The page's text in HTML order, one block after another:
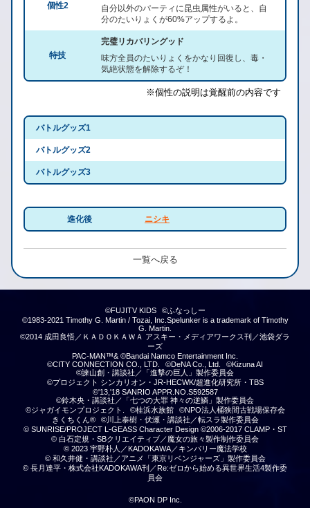
個性2
自分以外のパーティに昆虫属性がいると、自
分のたいりょくが60%アップするよ。
特技
完璧リカバリングッド
味方全員のたいりょくをかなり回復し、毒・
気絶状態を解除するぞ！
※個性の説明は覚醒前の内容です
バトルグッズ1
バトルグッズ2
バトルグッズ3
進化後 ニシキ
一覧へ戻る
©FUJITV KIDS
©ふなっしー
©1983-2021 Timothy G. Martin / Tozai, Inc.Spelunker is a trademark of Timothy
G. Martin.
©2014 成田良悟／ＫＡＤＯＫＡＷＡ アスキー・メディアワークス刊／池袋ダラ
ーズ
PAC-MAN™& ©Bandai Namco Entertainment Inc.
©CITY CONNECTION CO., LTD.
©DeNA Co., Ltd.
©Kizuna AI
©諫山創・講談社／「進撃の巨人」製作委員会
©プロジェクト シンカリオン・JR-HECWK/超進化研究所・TBS
©'13,'18 SANRIO APPR.NO.S592587
©鈴木央・講談社／「七つの大罪 神々の逆鱗」製作委員会
©ジャガイモンプロジェクト.
©桂浜水族館
©NPO法人桶狭間古戦場保存会
きくちくん®
©川上泰樹・伏瀬・講談社／転スラ製作委員会
© SUNRISE/PROJECT L-GEASS Character Design ©2006-2017 CLAMP・ST
© 白石定規・SBクリエイティブ／魔女の旅々製作制作委員会
© 2023 宇野朴人／KADOKAWA／キンバリー魔法学校
© 和久井健・講談社／アニメ「東京リベンジャーズ」製作委員会
© 長月達平・株式会社KADOKAWA刊／Re:ゼロから始める異世界生活4製作委
員会
©PAON DP Inc.